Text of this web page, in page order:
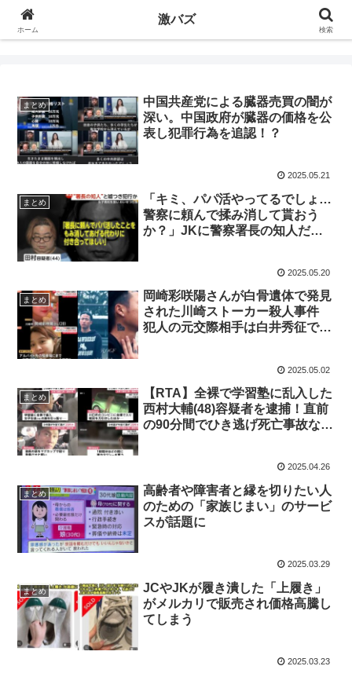
まとめ
中国共産党による臓器売買の闇が
深い。中国政府が臓器の価格を公
表し犯罪行為を追認！？
2025.05.21
まとめ
「キミ、パパ活やってるでしょ…
警察に頼んで揉み消して貰おう
か？」JKに警察署長の知人だと
2025.05.20
まとめ
岡崎彩咲陽さんが白骨遺体で発見
された川崎ストーカー殺人事件
犯人の元交際相手は白井秀征で
2025.05.02
まとめ
【RTA】全裸で学習塾に乱入した
西村大輔(48)容疑者を逮捕！直前
の90分間でひき逃げ死亡事故など
2025.04.26
まとめ
高齢者や障害者と縁を切りたい人
のための「家族じまい」のサービ
スが話題に
2025.03.29
まとめ
JCやJKが履き潰した「上履き」
がメルカリで販売され価格高騰し
てしまう
2025.03.23
ホーム
激バズ
検索